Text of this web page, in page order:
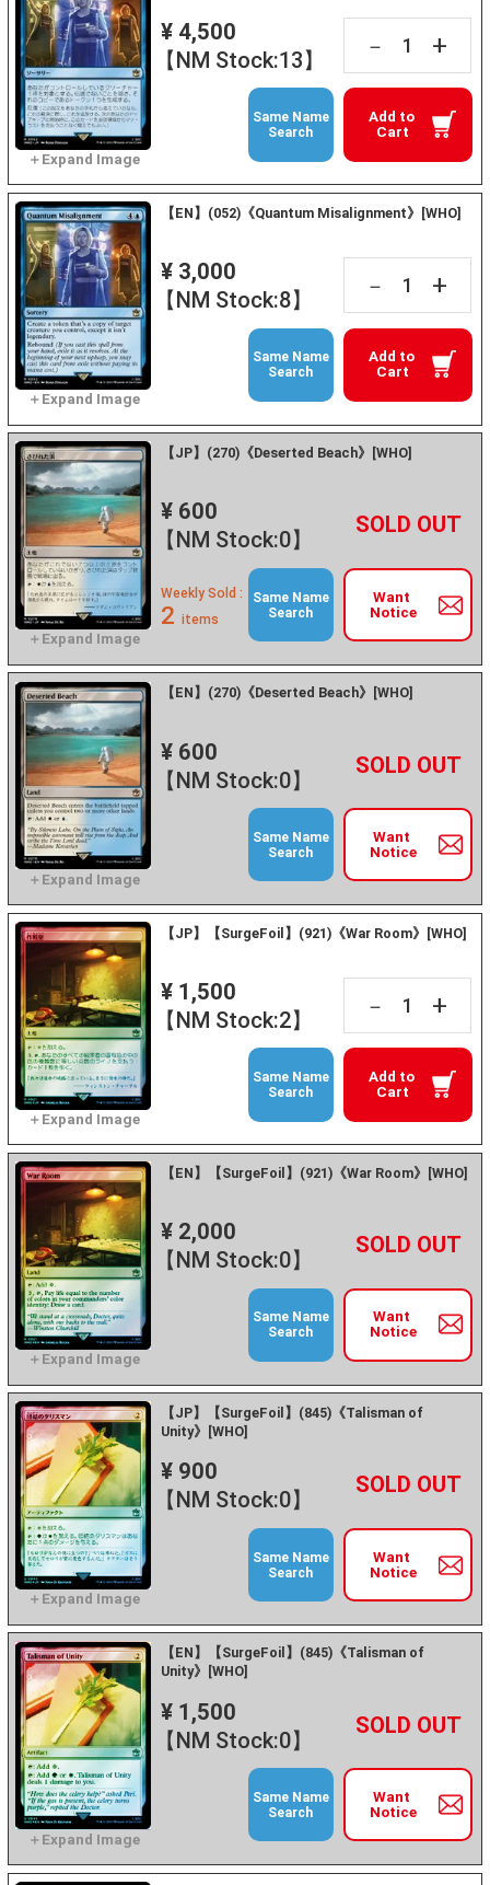
¥ 4,500
【NM Stock:13】
－ +
Add to
Cart
Same Name
Search
【EN】(052)《Quantum Misalignment》[WHO]
¥ 3,000
【NM Stock:8】
－ +
Add to
Cart
Same Name
Search
【JP】(270)《Deserted Beach》[WHO]
¥ 600
【NM Stock:0】
－ +
Want
Notice
Weekly Sold :
2 items
Same Name
Search
【EN】(270)《Deserted Beach》[WHO]
¥ 600
【NM Stock:0】
－ +
Want
Notice
Same Name
Search
【JP】【SurgeFoil】(921)《War Room》[WHO]
¥ 1,500
【NM Stock:2】
－ +
Add to
Cart
Same Name
Search
【EN】【SurgeFoil】(921)《War Room》[WHO]
¥ 2,000
【NM Stock:0】
－ +
Want
Notice
Same Name
Search
【JP】【SurgeFoil】(845)《Talisman of
Unity》[WHO]
¥ 900
【NM Stock:0】
－ +
Want
Notice
Same Name
Search
【EN】【SurgeFoil】(845)《Talisman of
Unity》[WHO]
¥ 1,500
【NM Stock:0】
－ +
Want
Notice
Same Name
Search